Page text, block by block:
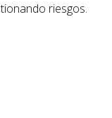
riesgos.